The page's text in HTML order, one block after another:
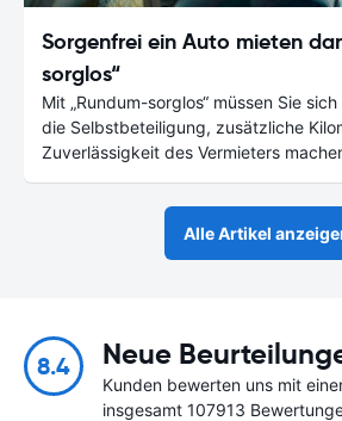
Sorgenfrei ein Auto mieten
sorglos“
Mit „Rundum-sorglos“ müssen Sie
die Selbstbeteiligung, zusätzliche
Zuverlässigkeit des Vermieters
Alle Artikel
8.4 Neue
Kunden bewerten uns mit
insgesamt 107913